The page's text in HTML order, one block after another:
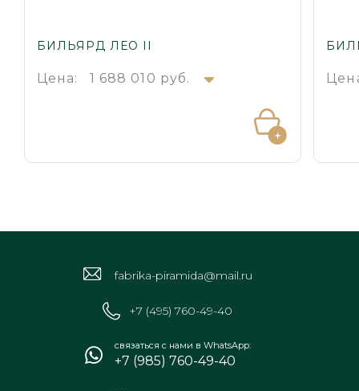
БИЛЬЯРД ЛЕО II
Цена: 1 688 010 руб.
fabrika-piramida@mail.ru
+7 (495) 760-49-40
связаться с нами в WhatsApp:
+7 (985) 760-49-40